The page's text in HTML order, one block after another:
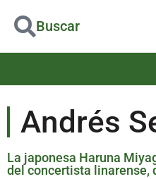
Buscar
Andrés
La japonesa Haruna
del concertista linarense,